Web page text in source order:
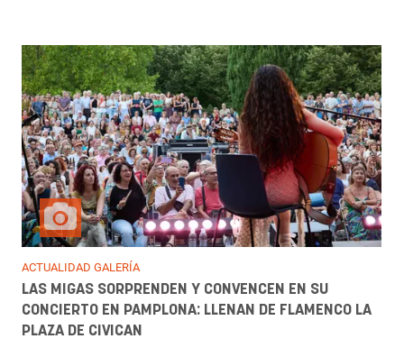
ACTUALIDAD GALERÍA
LAS MIGAS SORPRENDEN Y CONVENCEN EN SU
CONCIERTO EN PAMPLONA: LLENAN DE FLAMENCO LA
PLAZA DE CIVICAN